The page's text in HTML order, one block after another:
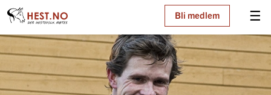
☰
Bli medlem